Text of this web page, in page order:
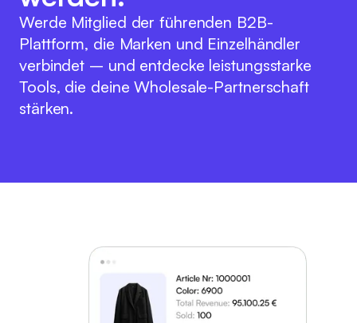
Werde Mitglied der führenden B2B-
Plattform, die Marken und Einzelhändler
verbindet – und entdecke leistungsstarke
Tools, die deine Wholesale-Partnerschaft
stärken.